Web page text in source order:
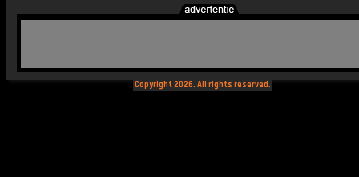
Copyright 2026. All rights reserved.